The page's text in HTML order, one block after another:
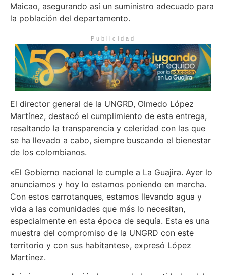
Maicao, asegurando así un suministro adecuado para
la población del departamento.
Publicidad
El director general de la UNGRD, Olmedo López
Martínez, destacó el cumplimiento de esta entrega,
resaltando la transparencia y celeridad con las que
se ha llevado a cabo, siempre buscando el bienestar
de los colombianos.
«El Gobierno nacional le cumple a La Guajira. Ayer lo
anunciamos y hoy lo estamos poniendo en marcha.
Con estos carrotanques, estamos llevando agua y
vida a las comunidades que más lo necesitan,
especialmente en esta época de sequía. Esta es una
muestra del compromiso de la UNGRD con este
territorio y con sus habitantes», expresó López
Martínez.